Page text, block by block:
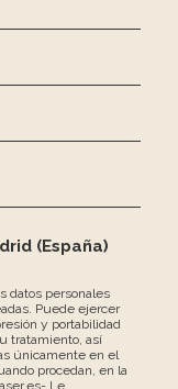
(España)
datos personales
Puede ejercer
y portabilidad
tratamiento, así
únicamente en el
procedan, en la
Le